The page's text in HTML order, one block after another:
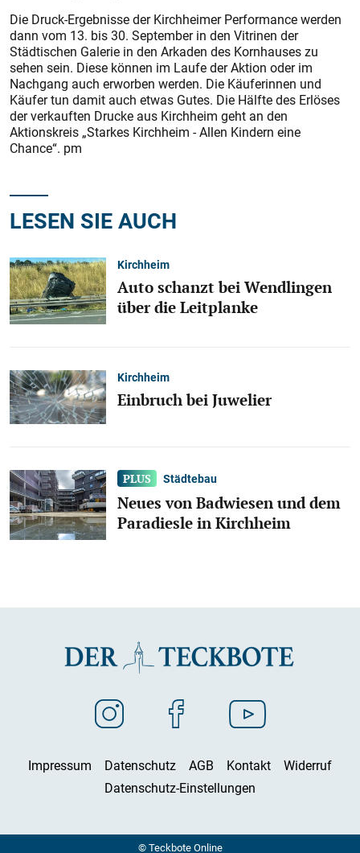
Die Druck-Ergebnisse der Kirchheimer Performance werden
dann vom 13. bis 30. September in den Vitrinen der
Städtischen Galerie in den Arkaden des Kornhauses zu
sehen sein. Diese können im Laufe der Aktion oder im
Nachgang auch erworben werden. Die Käuferinnen und
Käufer tun damit auch etwas Gutes. Die Hälfte des Erlöses
der verkauften Drucke aus Kirchheim geht an den
Aktionskreis „Starkes Kirchheim - Allen Kindern eine
Chance“. pm
LESEN SIE AUCH
Kirchheim
Auto schanzt bei Wendlingen
über die Leitplanke
Kirchheim
Einbruch bei Juwelier
Städtebau
Neues von Badwiesen und dem
Paradiesle in Kirchheim
Impressum Datenschutz AGB Kontakt
Widerruf
Datenschutz-Einstellungen
© Teckbote Online